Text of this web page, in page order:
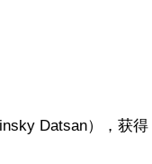
Datsan），获得